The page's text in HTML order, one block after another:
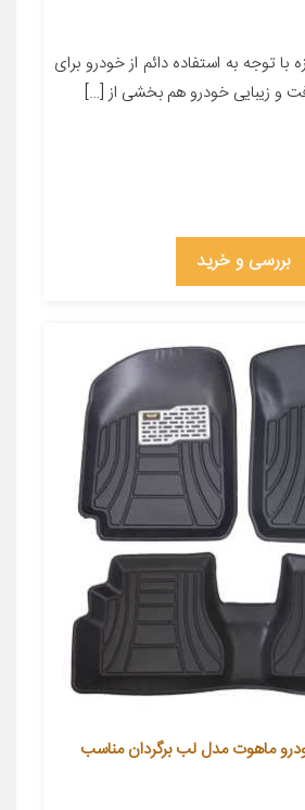
توجه به استفاده دائم از خودرو برای
و زیبایی خودرو هم بخشی از […]
بررسی و خرید
ماهوت مدل لب برگردان مناسب